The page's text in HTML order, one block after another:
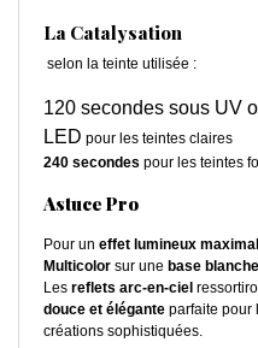
La Catalysation
selon la teinte utilisée :
120 secondes sous UV
LED pour les teintes claires
240 secondes pour les teintes
Astuce Pro
Pour un effet lumineux maximal
Multicolor sur une base
Les reflets arc-en-ciel
douce et élégante parfaite pour
créations sophistiquées.